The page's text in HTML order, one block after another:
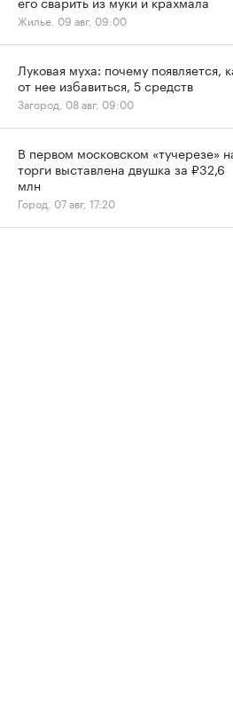
Жилье, 09 авг, 09:00
Луковая муха: почему появляется,
от нее избавиться, 5 средств
Загород, 08 авг, 09:00
В первом московском «тучерезе»
торги выставлена двушка за ₽32,6
млн
Город, 07 авг, 17:20